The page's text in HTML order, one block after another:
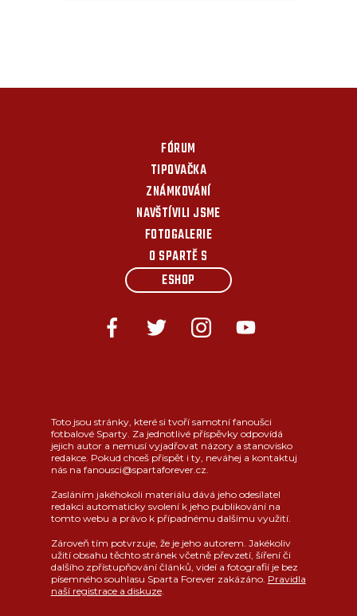
FÓRUM
TIPOVAČKA
ZNÁMKOVÁNÍ
NAVŠTÍVILI JSME
FOTOGALERIE
O SPARTĚ S
ESHOP
Toto jsou stránky, které si tvoří samotní fanoušci
fotbalové Sparty. Za jednotlivé příspěvky odpovídá
jejich autor a nemusí vyjadřovat názory a stanovisko
redakce. Pokud chceš přispět i ty, neváhej a kontaktuj
nás na fanousci@spartaforever.cz.
Zasláním jakéhokoli materiálu dává jeho odesílatel
redakci automaticky svolení k jeho publikování na
tomto webu a právo k případnému dalšímu využití.
Zároveň tím potvrzuje, že je jeho autorem. Jakékoliv
užití obsahu těchto stránek včetně převzetí, šíření či
dalšího zpřístupňování článků, videí a fotografií je bez
písemného souhlasu Sparta Forever zakázáno. Pravidla
naší registrace a diskuze.